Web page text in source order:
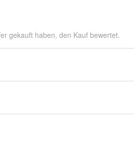
gekauft haben, den Kauf bewertet.